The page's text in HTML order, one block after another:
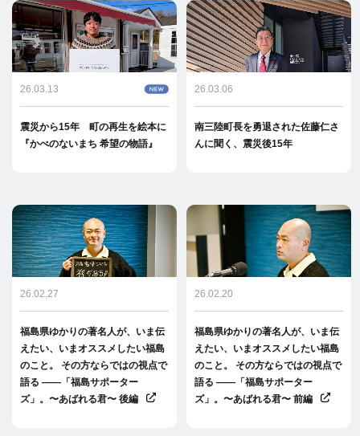
26.03.13
震災から15年 町の再生を絵本に
『かべのないまち 希望の物語』
26.03.06
南三陸町長を勇退された佐藤仁さ
んに聞く、震災後15年
26.02.27
福島県ゆかりの著名人が、いま伝
えたい、いまオススメしたい福島
のこと。 その方ならではの視点で
語る ――「福島サポーター
ズ」。〜あばれる君〜 後編
26.02.20
福島県ゆかりの著名人が、いま伝
えたい、いまオススメしたい福島
のこと。 その方ならではの視点で
語る ――「福島サポーター
ズ」。〜あばれる君〜 前編